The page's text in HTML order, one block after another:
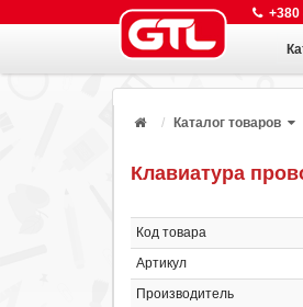
+380
Каталог товаров
Клавиатура
Код товара
Артикул
Производитель